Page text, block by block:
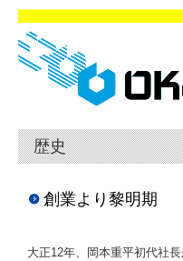
ホーム
企業理念
会社概要・沿革
歴史
創業より黎明期
大正12年、岡本重平初代社